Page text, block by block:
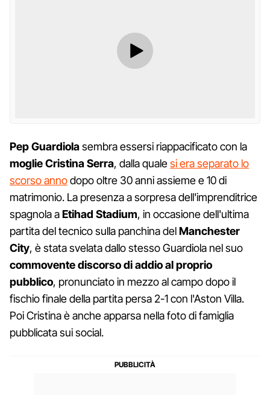
Pep Guardiolasembra essersi riappacificato con la
moglie Cristina Serra, dalla qualesi era separato lo
scorso annodopo oltre 30 anni assieme e 10 di
matrimonio. La presenza a sorpresa dell'imprenditrice
spagnola aEtihad Stadium, in occasione dell'ultima
partita del tecnico sulla panchina delManchester
City, è stata svelata dallo stesso Guardiola nel suo
commovente discorso di addio al proprio
pubblico, pronunciato in mezzo al campo dopo il
fischio finale della partita persa 2-1 con l'Aston Villa.
Poi Cristina è anche apparsa nella foto di famiglia
pubblicata sui social.